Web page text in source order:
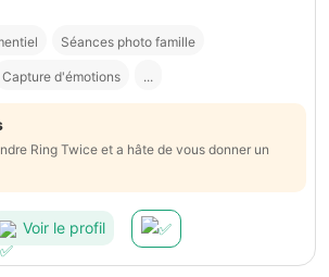
Séances photo famille
Capture d'émotions ...
Ring Twice et a hâte de vous donner un
Voir le profil